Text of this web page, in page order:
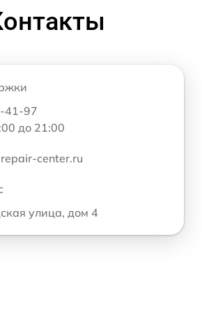
41-97
до 21:00
center.ru
улица, дом 4